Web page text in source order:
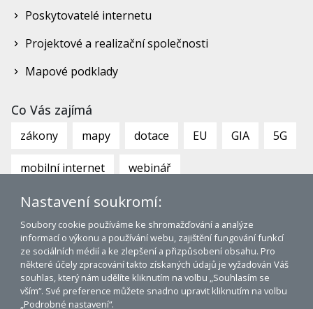
Poskytovatelé internetu
Projektové a realizační společnosti
Mapové podklady
Co Vás zajímá
zákony mapy dotace EU GIA 5G
mobilní internet webinář
www.bco.gov.cz| www.bconetwork.cz
Mapa stránek| Tagy | Prohlášení o přístupnosti
Nastavení soukromí:
Soubory cookie používáme ke shromažďování a analýze
informací o výkonu a používání webu, zajištění fungování funkcí
ze sociálních médií a ke zlepšení a přizpůsobení obsahu. Pro
některé účely zpracování takto získaných údajů je vyžadován Váš
souhlas, který nám udělíte kliknutím na volbu „Souhlasím se
vším“. Své preference můžete snadno upravit kliknutím na volbu
„Podrobné nastavení“.